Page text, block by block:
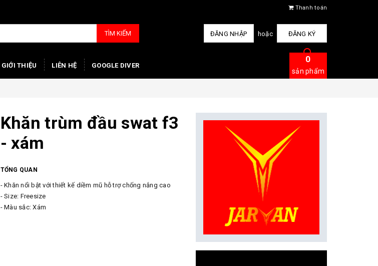
Thanh toán
TÌM KIẾM ĐĂNG NHẬP hoặc ĐĂNG KÝ
GIỚI THIỆU LIÊN HỆ GOOGLE DIVER
0
sản phẩm
Khăn trùm đầu swat f3
- xám
TỔNG QUAN
- Khăn nổi bật với thiết kế diềm mũ hỗ trợ chống nắng cao
- Size: Freesize
- Màu sắc: Xám